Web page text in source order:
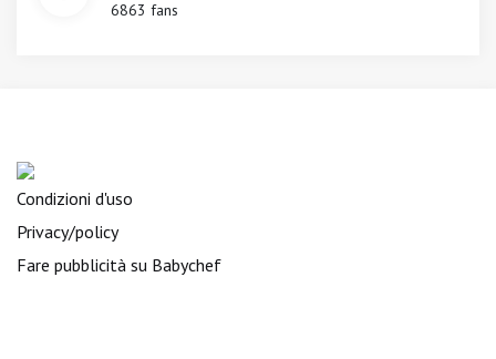
6863 fans
Condizioni d'uso
Privacy/policy
Fare pubblicità su Babychef